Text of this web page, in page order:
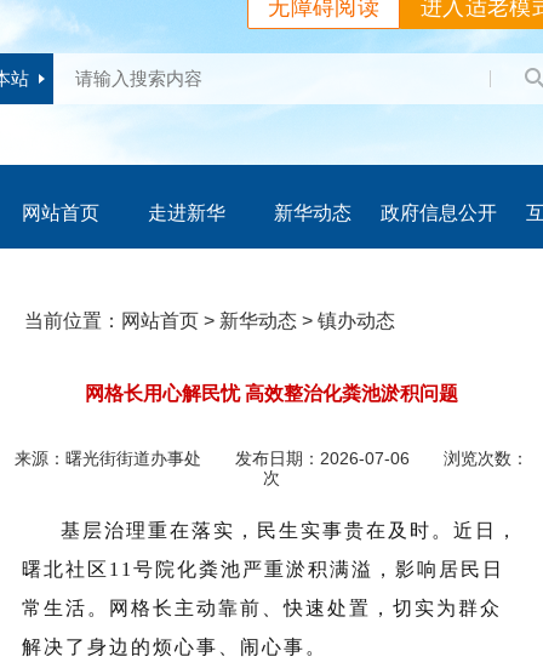
进入适老模
无障碍阅读
站
网站首页 走进新华 新华动态 政府信息公开
当前位置： 网站首页 > 新华动态 > 镇办动态
网格长用心解民忧 高效整治化粪池淤积问题
来源： 曙光街街道办事处 发布日期： 2026-07-06 浏览次数：
次
基层治理重在落实，民生实事贵在及时。近日，
曙北社区11号院化粪池严重淤积满溢，影响居民日
常生活。网格长主动靠前、快速处置，切实为群众
解决了身边的烦心事、闹心事。